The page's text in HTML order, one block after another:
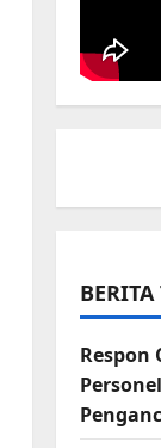
BERITA
Respon